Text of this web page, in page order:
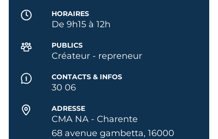
HORAIRES
De 9h15 à 12h
PUBLICS
Créateur - repreneur
CONTACTS & INFOS
30 06
ADRESSE
CMA NA - Charente
68 avenue gambetta, 16000